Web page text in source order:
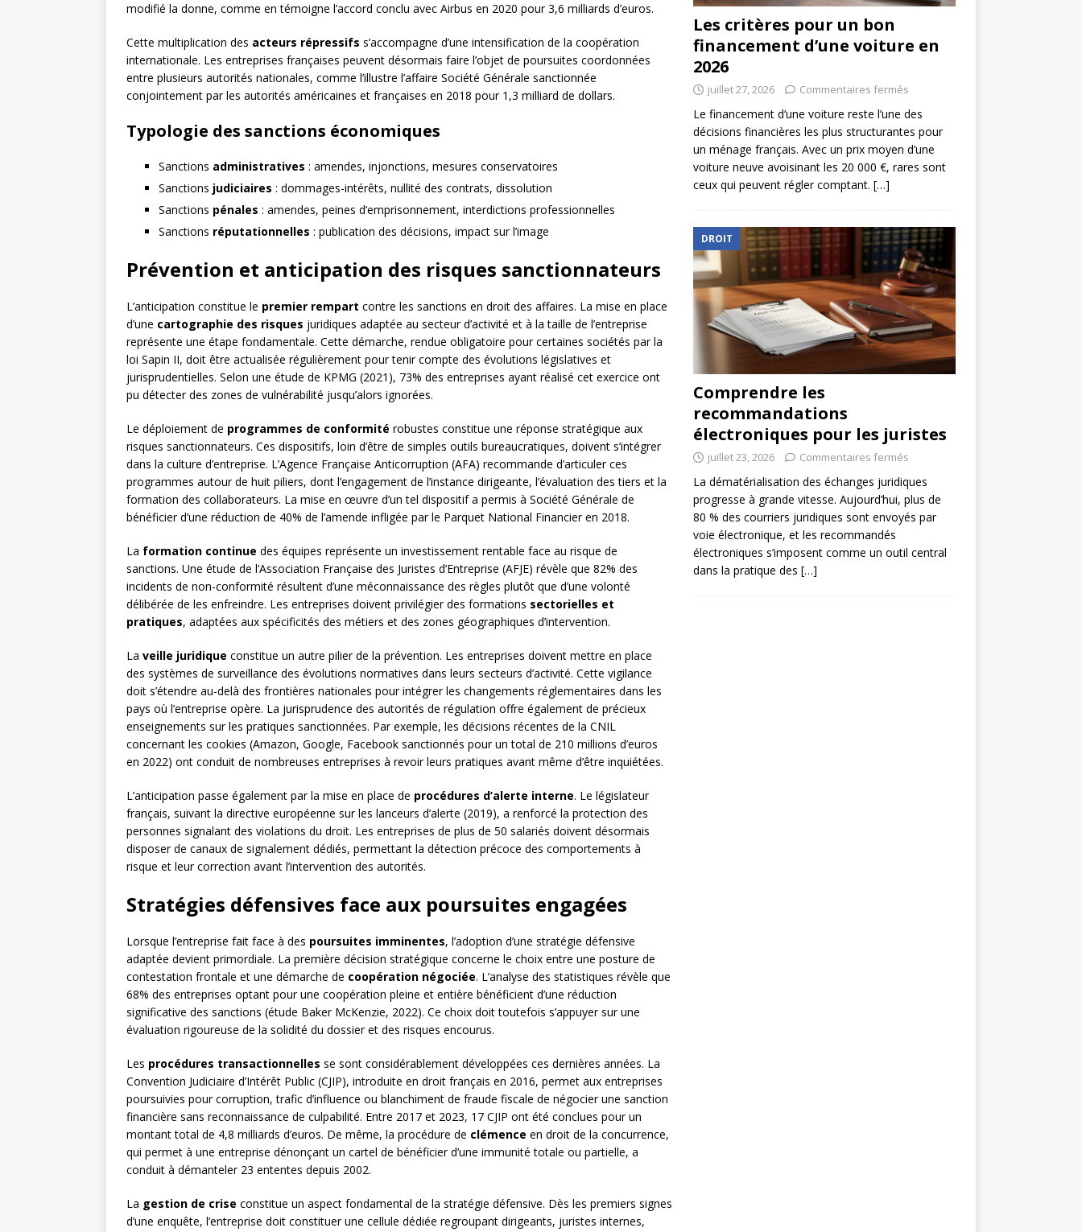
modifié la donne, comme en témoigne l’accord conclu avec Airbus en 2020 pour 3,6 milliards d’euros.
Cette multiplication des acteurs répressifs s’accompagne d’une intensification de la coopération
internationale. Les entreprises françaises peuvent désormais faire l’objet de poursuites coordonnées
entre plusieurs autorités nationales, comme l’illustre l’affaire Société Générale sanctionnée
conjointement par les autorités américaines et françaises en 2018 pour 1,3 milliard de dollars.
Typologie des sanctions économiques
Sanctions administratives : amendes, injonctions, mesures conservatoires
Sanctions judiciaires : dommages-intérêts, nullité des contrats, dissolution
Sanctions pénales : amendes, peines d’emprisonnement, interdictions professionnelles
Sanctions réputationnelles : publication des décisions, impact sur l’image
Prévention et anticipation des risques sanctionnateurs
L’anticipation constitue le premier rempart contre les sanctions en droit des affaires. La mise en place
d’une cartographie des risques juridiques adaptée au secteur d’activité et à la taille de l’entreprise
représente une étape fondamentale. Cette démarche, rendue obligatoire pour certaines sociétés par la
loi Sapin II, doit être actualisée régulièrement pour tenir compte des évolutions législatives et
jurisprudentielles. Selon une étude de KPMG (2021), 73% des entreprises ayant réalisé cet exercice ont
pu détecter des zones de vulnérabilité jusqu’alors ignorées.
Le déploiement de programmes de conformité robustes constitue une réponse stratégique aux
risques sanctionnateurs. Ces dispositifs, loin d’être de simples outils bureaucratiques, doivent s’intégrer
dans la culture d’entreprise. L’Agence Française Anticorruption (AFA) recommande d’articuler ces
programmes autour de huit piliers, dont l’engagement de l’instance dirigeante, l’évaluation des tiers et la
formation des collaborateurs. La mise en œuvre d’un tel dispositif a permis à Société Générale de
bénéficier d’une réduction de 40% de l’amende infligée par le Parquet National Financier en 2018.
La formation continue des équipes représente un investissement rentable face au risque de
sanctions. Une étude de l’Association Française des Juristes d’Entreprise (AFJE) révèle que 82% des
incidents de non-conformité résultent d’une méconnaissance des règles plutôt que d’une volonté
délibérée de les enfreindre. Les entreprises doivent privilégier des formations sectorielles et
pratiques, adaptées aux spécificités des métiers et des zones géographiques d’intervention.
La veille juridique constitue un autre pilier de la prévention. Les entreprises doivent mettre en place
des systèmes de surveillance des évolutions normatives dans leurs secteurs d’activité. Cette vigilance
doit s’étendre au-delà des frontières nationales pour intégrer les changements réglementaires dans les
pays où l’entreprise opère. La jurisprudence des autorités de régulation offre également de précieux
enseignements sur les pratiques sanctionnées. Par exemple, les décisions récentes de la CNIL
concernant les cookies (Amazon, Google, Facebook sanctionnés pour un total de 210 millions d’euros
en 2022) ont conduit de nombreuses entreprises à revoir leurs pratiques avant même d’être inquiétées.
L’anticipation passe également par la mise en place de procédures d’alerte interne. Le législateur
français, suivant la directive européenne sur les lanceurs d’alerte (2019), a renforcé la protection des
personnes signalant des violations du droit. Les entreprises de plus de 50 salariés doivent désormais
disposer de canaux de signalement dédiés, permettant la détection précoce des comportements à
risque et leur correction avant l’intervention des autorités.
Stratégies défensives face aux poursuites engagées
Lorsque l’entreprise fait face à des poursuites imminentes, l’adoption d’une stratégie défensive
adaptée devient primordiale. La première décision stratégique concerne le choix entre une posture de
contestation frontale et une démarche de coopération négociée. L’analyse des statistiques révèle que
68% des entreprises optant pour une coopération pleine et entière bénéficient d’une réduction
significative des sanctions (étude Baker McKenzie, 2022). Ce choix doit toutefois s’appuyer sur une
évaluation rigoureuse de la solidité du dossier et des risques encourus.
Les procédures transactionnelles se sont considérablement développées ces dernières années. La
Convention Judiciaire d’Intérêt Public (CJIP), introduite en droit français en 2016, permet aux entreprises
poursuivies pour corruption, trafic d’influence ou blanchiment de fraude fiscale de négocier une sanction
financière sans reconnaissance de culpabilité. Entre 2017 et 2023, 17 CJIP ont été conclues pour un
montant total de 4,8 milliards d’euros. De même, la procédure de clémence en droit de la concurrence,
qui permet à une entreprise dénonçant un cartel de bénéficier d’une immunité totale ou partielle, a
conduit à démanteler 23 ententes depuis 2002.
La gestion de crise constitue un aspect fondamental de la stratégie défensive. Dès les premiers signes
d’une enquête, l’entreprise doit constituer une cellule dédiée regroupant dirigeants, juristes internes,
Les critères pour un bon
financement d’une voiture en
2026
juillet 27, 2026 Commentaires fermés
Le financement d’une voiture reste l’une des
décisions financières les plus structurantes pour
un ménage français. Avec un prix moyen d’une
voiture neuve avoisinant les 20 000 €, rares sont
ceux qui peuvent régler comptant. […]
DROIT
Comprendre les
recommandations
électroniques pour les juristes
juillet 23, 2026 Commentaires fermés
La dématérialisation des échanges juridiques
progresse à grande vitesse. Aujourd’hui, plus de
80 % des courriers juridiques sont envoyés par
voie électronique, et les recommandés
électroniques s’imposent comme un outil central
dans la pratique des […]